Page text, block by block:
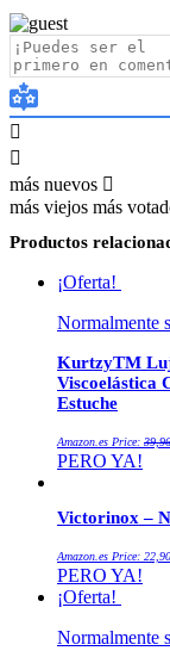
más nuevos
más viejos más
Productos
¡Oferta!
Normalmente
KurtzyTM
Viscoelástica
Estuche
Amazon.es Price: 39,96
PERO YA!
Victorinox –
Amazon.es Price: 22,90
PERO YA!
¡Oferta!
Normalmente